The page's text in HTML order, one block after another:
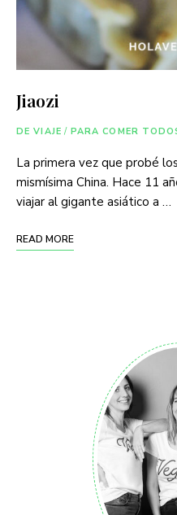
Jiaozi
DE VIAJE / PARA COMER
La primera vez que probé
mismísima China. Hace 11
viajar al gigante asiático a …
READ MORE